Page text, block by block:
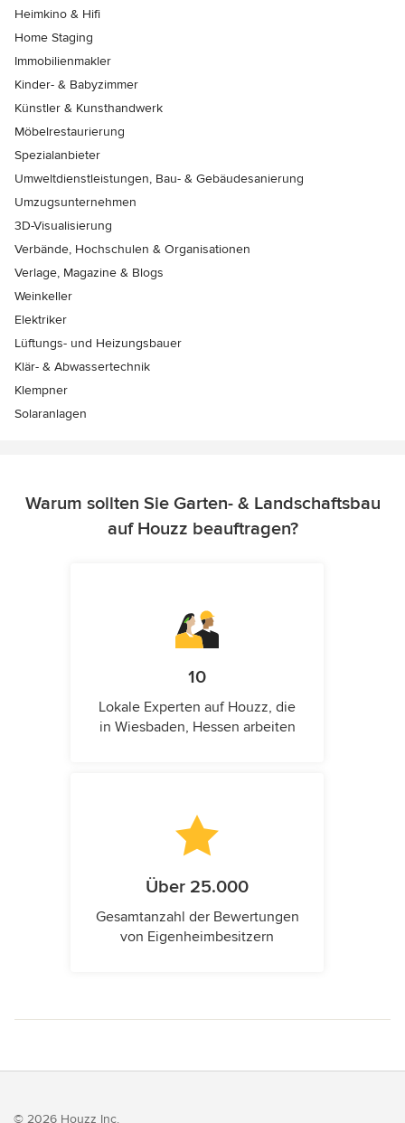
Heimkino & Hifi
Home Staging
Immobilienmakler
Kinder- & Babyzimmer
Künstler & Kunsthandwerk
Möbelrestaurierung
Spezialanbieter
Umweltdienstleistungen, Bau- & Gebäudesanierung
Umzugsunternehmen
3D-Visualisierung
Verbände, Hochschulen & Organisationen
Verlage, Magazine & Blogs
Weinkeller
Elektriker
Lüftungs- und Heizungsbauer
Klär- & Abwassertechnik
Klempner
Solaranlagen
Warum sollten Sie Garten- & Landschaftsbau
auf Houzz beauftragen?
10
Lokale Experten auf Houzz, die
in Wiesbaden, Hessen arbeiten
Über 25.000
Gesamtanzahl der Bewertungen
von Eigenheimbesitzern
© 2026 Houzz Inc.